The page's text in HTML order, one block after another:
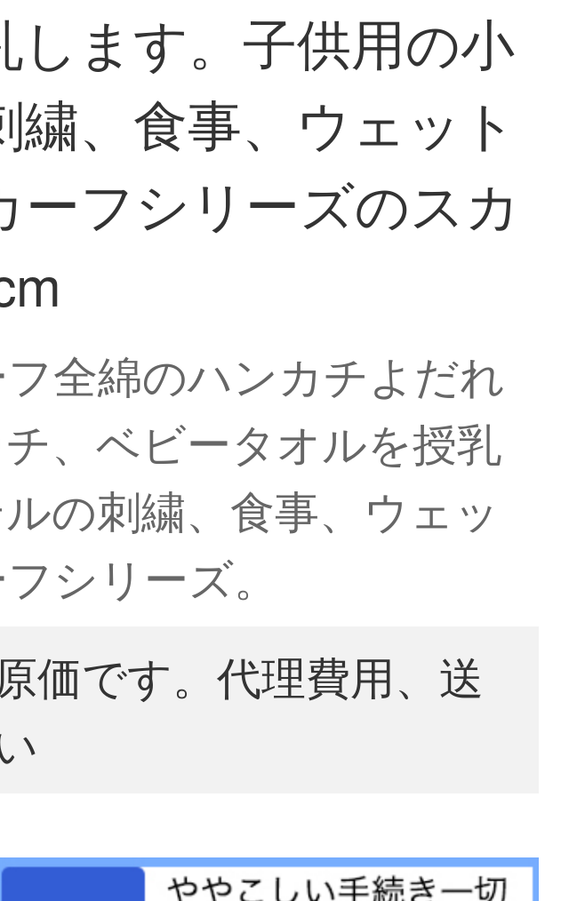
ます。子供用の小
、食事、ウェット
フシリーズのスカ
全綿のハンカチよだれ
、ベビータオルを授乳
の刺繍、食事、ウェッ
シリーズ。
価です。代理費用、送